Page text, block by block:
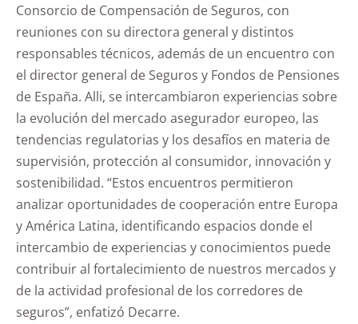
Consorcio de Compensación de Seguros, con
reuniones con su directora general y distintos
responsables técnicos, además de un encuentro con
el director general de Seguros y Fondos de Pensiones
de España. Alli, se intercambiaron experiencias sobre
la evolución del mercado asegurador europeo, las
tendencias regulatorias y los desafíos en materia de
supervisión, protección al consumidor, innovación y
sostenibilidad. “Estos encuentros permitieron
analizar oportunidades de cooperación entre Europa
y América Latina, identificando espacios donde el
intercambio de experiencias y conocimientos puede
contribuir al fortalecimiento de nuestros mercados y
de la actividad profesional de los corredores de
seguros”, enfatizó Decarre.